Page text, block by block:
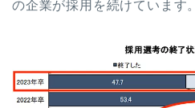
の企業が採用を続けています。